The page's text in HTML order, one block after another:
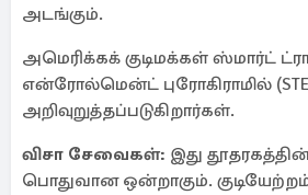
அடங்கும்.
அமெரிக்கக் குடிமக்கள் ஸ்மார்ட்
என்ரோல்மென்ட் புரோகிராமில்
அறிவுறுத்தப்படுகிறார்கள்.
விசா சேவைகள்: இது
பொதுவான ஒன்றாகும்.